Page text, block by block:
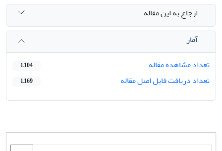
ارجاع به این مقاله
آمار
تعداد مشاهده مقاله
1,104
تعداد دریافت فایل اصل مقاله 1,169